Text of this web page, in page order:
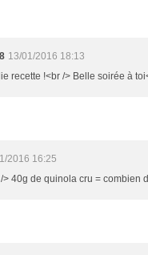
13/01/2016 18:13
recette !<br /> Belle soirée à
2016 16:25
> 40g de quinola cru = combien